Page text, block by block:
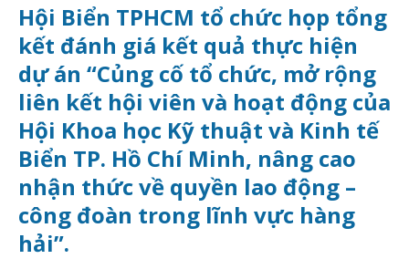
Hội Biển TPHCM tổ chức họp tổng
kết đánh giá kết quả thực hiện
dự án “Củng cố tổ chức, mở rộng
liên kết hội viên và hoạt động của
Hội Khoa học Kỹ thuật và Kinh tế
Biển TP. Hồ Chí Minh, nâng cao
nhận thức về quyền lao động –
công đoàn trong lĩnh vực hàng
hải”.